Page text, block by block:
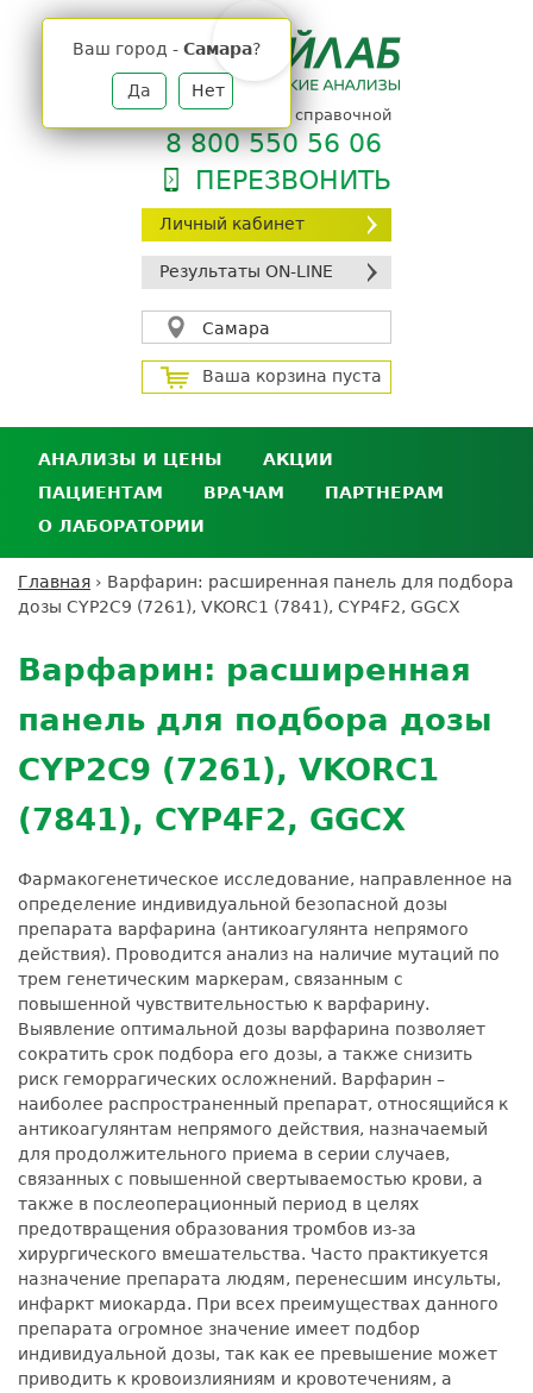
Личный кабинет
Результаты ON-LINE
Самара
Ваш город - Самара?
Да Нет
Ваша корзина пуста
телефон единой справочной
8 800 550 56 06
ПЕРЕЗВОНИТЬ
АНАЛИЗЫ И ЦЕНЫ
Анализы и цены
Где сдать анализы
Выезд на дом
Подготовка к анализам
Расшифровка анализов
АКЦИИ
ПАЦИЕНТАМ
Личный кабинет пациента
Дисконтная программа
ДМС
Усиление профилактических мер для
безопасности пациентов
ВРАЧАМ
Экскурсия в
ПАРТНЕРАМ
кабинет
партнёра
Экскурсия в
лабораторию
О ЛАБОРАТОРИИ
Контроль качества
Документы
Вы
Главная › Варфарин: расширенная панель для подбора
дозы CYP2C9 (7261), VKORC1 (7841), CYP4F2, GGCX
to
top
Варфарин: расширенная
панель для подбора дозы
CYP2C9 (7261), VKORC1
(7841), CYP4F2, GGCX
Фармакогенетическое исследование, направленное на
определение индивидуальной безопасной дозы
препарата варфарина (антикоагулянта непрямого
действия). Проводится анализ на наличие мутаций по
трем генетическим маркерам, связанным с
повышенной чувствительностью к варфарину.
Выявление оптимальной дозы варфарина позволяет
сократить срок подбора его дозы, а также снизить
риск геморрагических осложнений. Варфарин –
наиболее распространенный препарат, относящийся к
антикоагулянтам непрямого действия, назначаемый
для продолжительного приема в серии случаев,
связанных с повышенной свертываемостью крови, а
также в послеоперационный период в целях
предотвращения образования тромбов из-за
хирургического вмешательства. Часто практикуется
назначение препарата людям, перенесшим инсульты,
инфаркт миокарда. При всех преимуществах данного
препарата огромное значение имеет подбор
индивидуальной дозы, так как ее превышение может
приводить к кровоизлияниям и кровотечениям, а